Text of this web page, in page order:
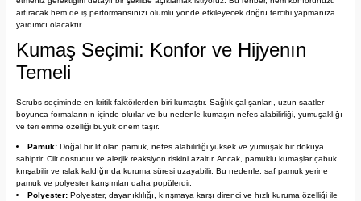
artıracak hem de iş performansınızı olumlu yönde etkileyecek doğru tercihi yapmanıza
yardımcı olacaktır.
Kumaş Seçimi: Konfor ve Hijyenın
Temeli
Scrubs seçiminde en kritik faktörlerden biri kumaştır. Sağlık çalışanları, uzun saatler
boyunca formalarının içinde olurlar ve bu nedenle kumaşın nefes alabilirliği, yumuşaklığı
ve teri emme özelliği büyük önem taşır.
Pamuk: Doğal bir lif olan pamuk, nefes alabilirliği yüksek ve yumuşak bir dokuya
sahiptir. Cilt dostudur ve alerjik reaksiyon riskini azaltır. Ancak, pamuklu kumaşlar çabuk
kırışabilir ve ıslak kaldığında kuruma süresi uzayabilir. Bu nedenle, saf pamuk yerine
pamuk ve polyester karışımları daha popülerdir.
Polyester: Polyester, dayanıklılığı, kırışmaya karşı direnci ve hızlı kuruma özelliği ile